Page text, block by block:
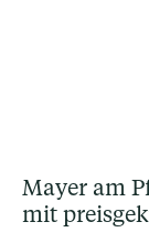
Mayer am
mit